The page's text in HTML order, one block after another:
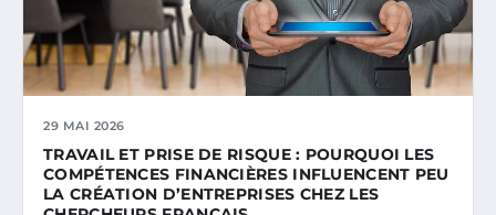
29 MAI 2026
TRAVAIL ET PRISE DE RISQUE : POURQUOI LES
COMPÉTENCES FINANCIÈRES INFLUENCENT PEU
LA CRÉATION D’ENTREPRISES CHEZ LES